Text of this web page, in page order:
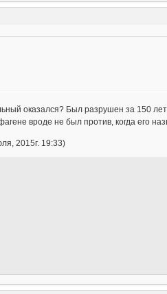
оказался? Был разрушен за 150
вроде не был против, когда его
2015г. 19:33)